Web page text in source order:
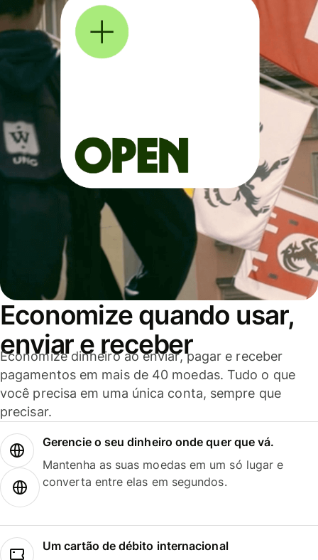
Economize quando usar,
enviar e receber
Economize dinheiro ao enviar, pagar e receber
pagamentos em mais de 40 moedas. Tudo o que
você precisa em uma única conta, sempre que
precisar.
Gerencie o seu dinheiro onde quer que vá.
Mantenha as suas moedas em um só lugar e
converta entre elas em segundos.
Um cartão de débito internacional